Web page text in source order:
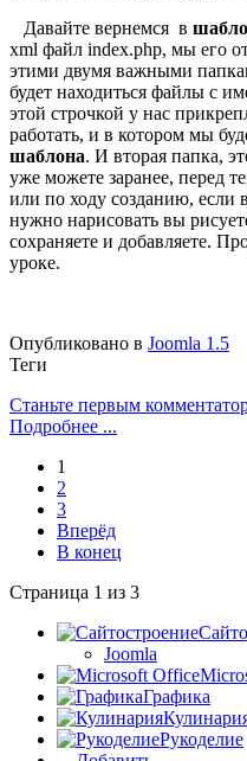
Давайте вернемся в
xml файл index.php, мы его
этими двумя важными
будет находиться файлы с
этой строчкой у нас
работать, и в котором мы
шаблона. И вторая папка,
уже можете заранее, перед
или по ходу созданию, если
нужно нарисовать вы
сохраняете и добавляете.
уроке.
Опубликовано в Joomla 1.5
Теги
Станьте первым
Подробнее ...
1
2
3
Вперёд
В конец
Страница 1 из 3
Joomla
Графика
Рукоделие